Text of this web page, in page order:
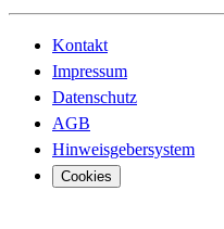
Kontakt
Impressum
Datenschutz
AGB
Hinweisgebersystem
Cookies